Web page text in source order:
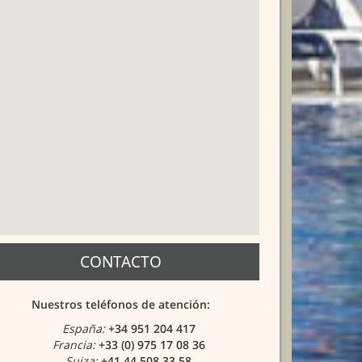
CONTACTO
Nuestros teléfonos de atención:
España:+34 951 204 417
Francia:+33 (0) 975 17 08 36